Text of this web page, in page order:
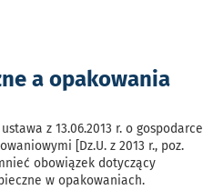
a opakowania
z 13.06.2013 r. o gospodarce
[Dz.U. z 2013 r., poz.
obowiązek dotyczący
w opakowaniach.